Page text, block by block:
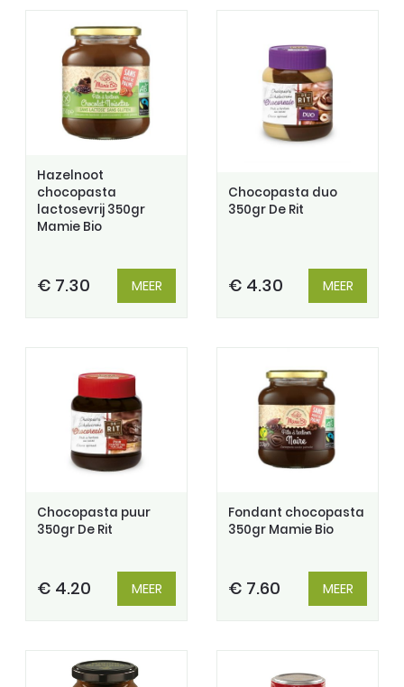
Hazelnoot
chocopasta
lactosevrij 350gr
Mamie Bio
€ 7.30 MEER
Chocopasta duo
350gr De Rit
€ 4.30 MEER
Chocopasta puur
350gr De Rit
€ 4.20 MEER
Fondant chocopasta
350gr Mamie Bio
€ 7.60 MEER